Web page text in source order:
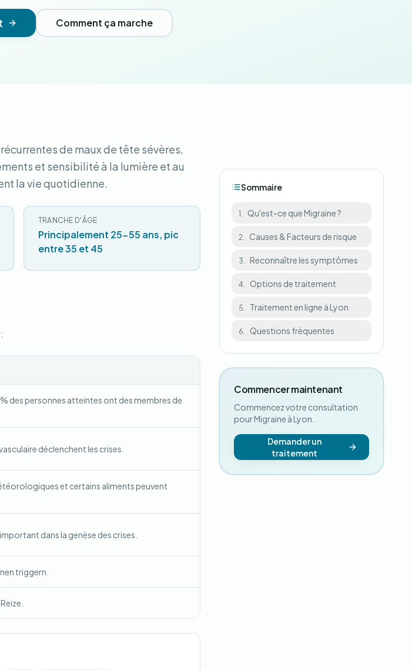
Comment ça marche
de maux de tête sévères,
et sensibilité à la lumière et au
la vie quotidienne.
TRANCHE D'ÂGE
Principalement 25-55 ans, pic
entre 35 et 45
des personnes atteintes ont des membres de
déclenchent les crises.
et certains aliments peuvent
dans la genèse des crises.
triggern.
Sommaire
1. Qu'est-ce que Migraine ?
2. Causes & Facteurs de risque
3. Reconnaître les symptômes
4. Options de traitement
5. Traitement en ligne à Lyon
6. Questions fréquentes
Commencer maintenant
Commencez votre consultation
pour Migraine à Lyon.
Demander un
traitement